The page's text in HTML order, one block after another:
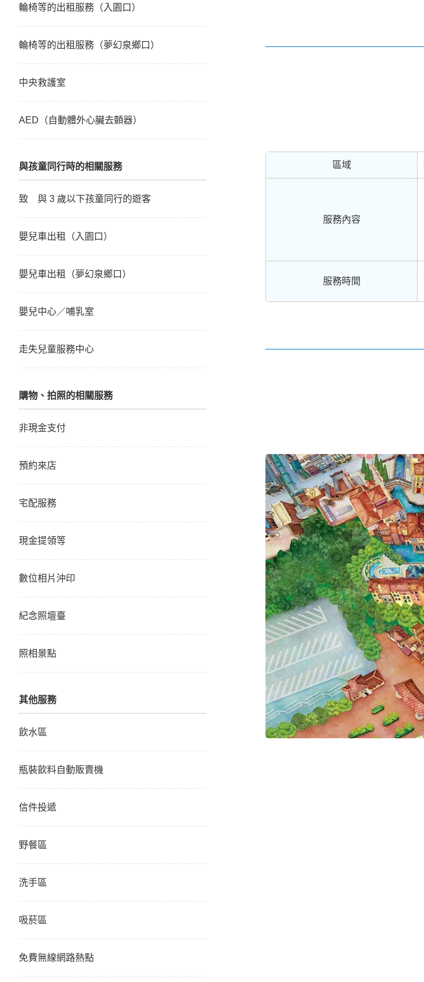
區域
服務內容
服務時間
輪椅等的出租服務（入園口）
輪椅等的出租服務（夢幻泉鄉口）
中央救護室
AED（自動體外心臟去顫器）
與孩童同行時的相關服務
致 與 3 歲以下孩童同行的遊客
嬰兒車出租（入園口）
嬰兒車出租（夢幻泉鄉口）
嬰兒中心／哺乳室
走失兒童服務中心
購物、拍照的相關服務
非現金支付
預約來店
宅配服務
現金提領等
數位相片沖印
紀念照壇臺
照相景點
其他服務
飲水區
瓶裝飲料自動販賣機
信件投遞
野餐區
洗手區
吸菸區
免費無線網路熱點